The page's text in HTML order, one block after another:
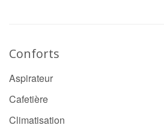
Conforts
Aspirateur
Cafetière
Climatisation